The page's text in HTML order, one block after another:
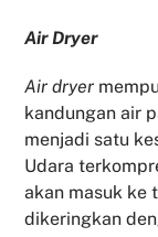
Air Dryer
Air dryer
kandungan air
menjadi satu
Udara
akan masuk ke
dikeringkan